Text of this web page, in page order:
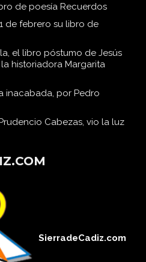
de poesía Recuerdos
de febrero su libro de
el libro póstumo de Jesús
historiadora Margarita
inacabada, por Pedro
Cabezas, vio la luz
SierradeCadiz.com